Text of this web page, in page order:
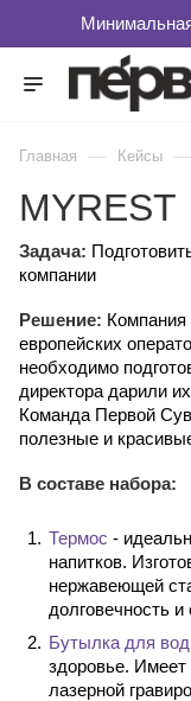
Главная — Кейсы —
MYREST
Задача:
компании
Решение:
европейских
необходимо
директора дарили
Команда Первой
полезные и
В составе набора:
Термос -
напитков.
нержавеющей
долговечность
Бутылка для
здоровье.
лазерной